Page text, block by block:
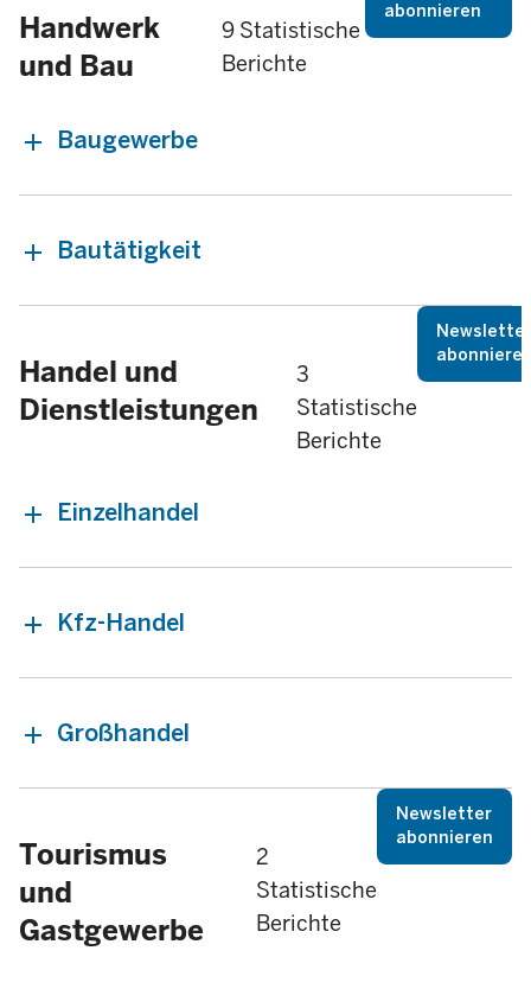
Handwerk
und Bau
9 Statistische
Berichte
abonnieren
Baugewerbe
Bautätigkeit
Handel und
Dienstleistungen
3
Statistische
Berichte
Newsletter
Einzelhandel
Kfz-Handel
Großhandel
Tourismus
und
Gastgewerbe
2
Statistische
Berichte
Newsletter
abonnieren